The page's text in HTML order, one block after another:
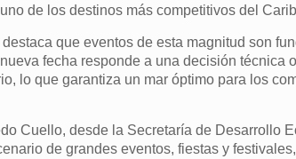
de los destinos más competitivos del
que eventos de esta magnitud son
fecha responde a una decisión técnica
lo que garantiza un mar óptimo para los
Cuello, desde la Secretaría de Desarrollo
de grandes eventos, fiestas y